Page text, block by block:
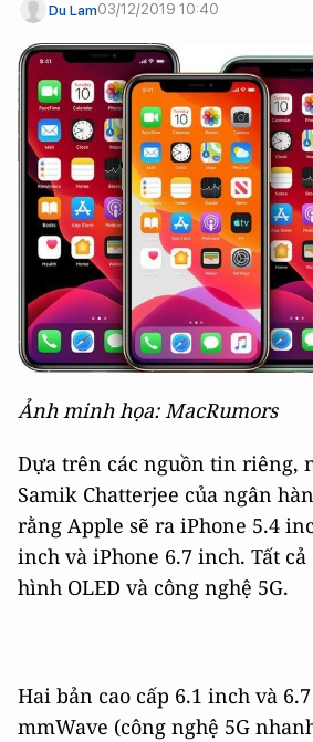
Du Lam03/12/2019 10:40
Ảnh minh họa: MacRumors
Dựa trên các nguồn tin riêng,
Samik Chatterjee của ngân
rằng Apple sẽ ra iPhone 5.4
inch và iPhone 6.7 inch. Tất
hình OLED và công nghệ 5G.
Hai bản cao cấp 6.1 inch và
mmWave (công nghệ 5G